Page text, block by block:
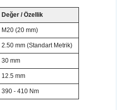
Değer / Özellik
M20 (20 mm)
2.50 mm (Standart Metrik)
30 mm
12.5 mm
390 - 410 Nm